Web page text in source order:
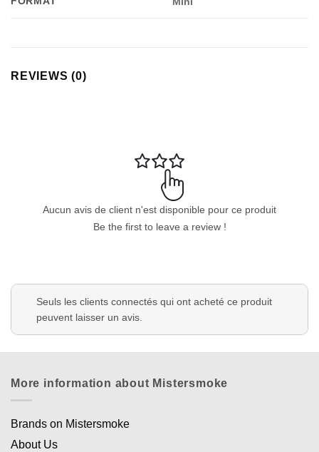
REVIEWS (0)
Aucun avis de client n'est disponible pour ce produit
Be the first to leave a review !
Seuls les clients connectés qui ont acheté ce produit
peuvent laisser un avis.
More information about Mistersmoke
Brands on Mistersmoke
About Us